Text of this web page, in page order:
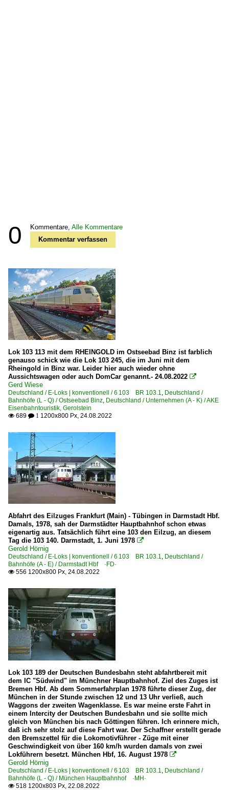
0 Kommentare, Alle Kommentare
Kommentar verfassen
Lok 103 113 mit dem RHEINGOLD im Ostseebad Binz ist farblich
genauso schick wie die Lok 103 245, die im Juni mit dem
Rheingold in Binz war. Leider hier auch wieder ohne
Aussichtswagen oder auch DomCar genannt.- 24.08.2022 
Gerd Wiese
Deutschland / E-Loks | konventionell / 6 103 BR 103.1, Deutschland /
Bahnhöfe (L - Q) / Ostseebad Binz, Deutschland / Unternehmen (A - K) / AKE
Eisenbahntouristik, Gerolstein
 689  1 1200x800 Px, 24.08.2022
Abfahrt des Eilzuges Frankfurt (Main) - Tübingen in Darmstadt Hbf.
Damals, 1978, sah der Darmstädter Hauptbahnhof schon etwas
eigenartig aus. Tatsächlich führt eine 103 den Eilzug, an diesem
Tag die 103 140. Darmstadt, 1. Juni 1978 
Gerold Hörnig
Deutschland / E-Loks | konventionell / 6 103 BR 103.1, Deutschland /
Bahnhöfe (A - E) / Darmstadt Hbf ·FD·
 556 1200x800 Px, 24.08.2022
Lok 103 189 der Deutschen Bundesbahn steht abfahrtbereit mit
dem IC "Südwind" im Münchner Hauptbahnhof. Ziel des Zuges ist
Bremen Hbf. Ab dem Sommerfahrplan 1978 führte dieser Zug, der
München in der Stunde zwischen 12 und 13 Uhr verließ, auch
Waggons der zweiten Wagenklasse. Es war meine erste Fahrt in
einem Intercity der Deutschen Bundesbahn und sie sollte mich
gleich von München bis nach Göttingen führen. Ich erinnere mich,
daß ich sehr stolz auf diese Fahrt war. Der Schaffner erstellt gerade
den Bremszettel für die Lokomotivführer - Züge mit einer
Geschwindigkeit von über 160 km/h wurden damals von zwei
Lokführern besetzt. München Hbf, 16. August 1978 
Gerold Hörnig
Deutschland / E-Loks | konventionell / 6 103 BR 103.1, Deutschland /
Bahnhöfe (L - Q) / München Hauptbahnhof ·MH·
 518 1200x803 Px, 22.08.2022